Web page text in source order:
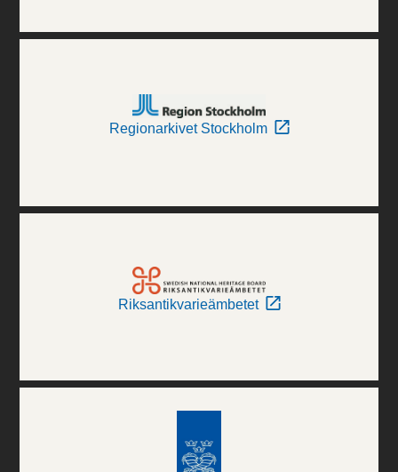
Regionarkivet Stockholm
Riksantikvarieämbetet